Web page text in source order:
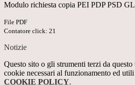
Modulo richiesta copia PEI PDP PSD
File PDF
Contatore click: 21
Notizie
Questo sito o gli strumenti terzi da
cookie necessari al funzionamento ed
COOKIE POLICY.